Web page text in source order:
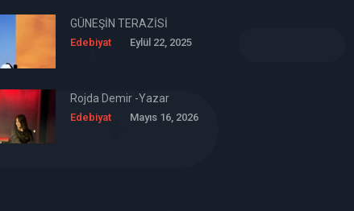
GÜNEŞİN TERAZİSİ
Edebiyat Eylül 22, 2025
Rojda Demir -Yazar
Edebiyat Mayıs 16, 2026